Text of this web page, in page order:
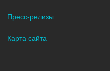
Пресс-релизы
Карта сайта